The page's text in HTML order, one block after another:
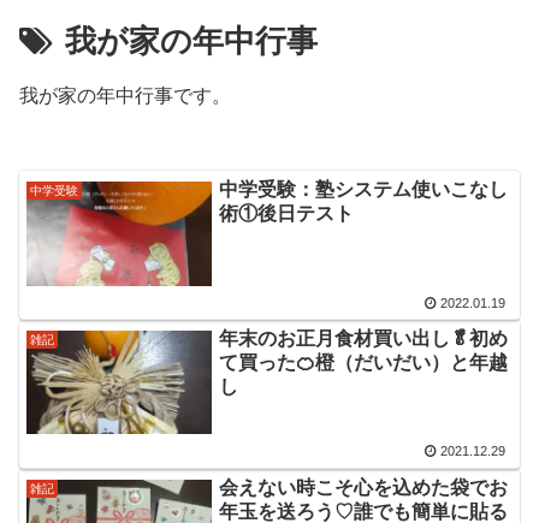
我が家の年中行事
我が家の年中行事です。
中学受験
中学受験：塾システム使いこなし
術①後日テスト
2022.01.19
雑記
年末のお正月食材買い出し🥬初め
て買った🍊橙（だいだい）と年越
し
2021.12.29
雑記
会えない時こそ心を込めた袋でお
年玉を送ろう♡誰でも簡単に貼る